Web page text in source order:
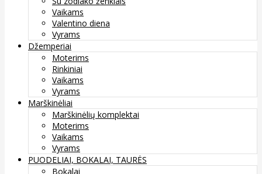
Vaikams
Valentino diena
Vyrams
Džemperiai
Moterims
Rinkiniai
Vaikams
Vyrams
Marškinėliai
Marškinėlių komplektai
Moterims
Vaikams
Vyrams
PUODELIAI, BOKALAI, TAURĖS
Bokalai